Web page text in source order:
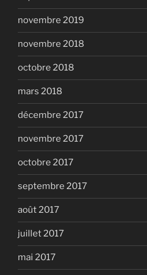
novembre 2019
novembre 2018
octobre 2018
mars 2018
décembre 2017
novembre 2017
octobre 2017
septembre 2017
août 2017
juillet 2017
mai 2017